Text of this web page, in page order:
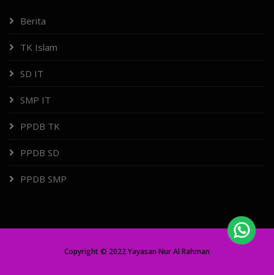
Berita
TK Islam
SD IT
SMP IT
PPDB TK
PPDB SD
PPDB SMP
Copyright © 2022 Yayasan Nur Al Rahman